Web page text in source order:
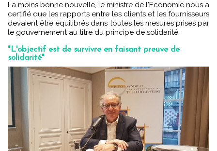
La moins bonne nouvelle, le ministre de l'Economie nous a
certifié que les rapports entre les clients et les fournisseurs
devaient être équilibrés dans toutes les mesures prises par
le gouvernement au titre du principe de solidarité.
"L'objectif est de survivre en faisant preuve de
solidarité"